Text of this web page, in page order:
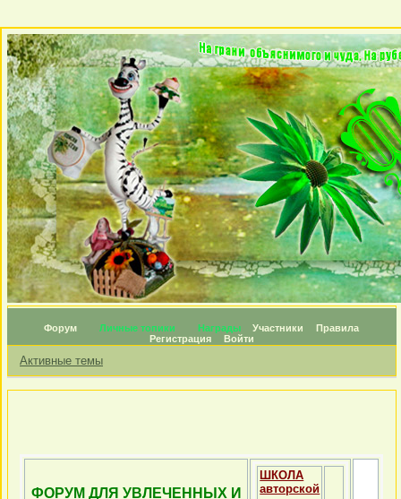
Форум Личные топики Награды Участники
Правила
Регистрация
Войти
Активные темы
ФОРУМ ДЛЯ УВЛЕЧЕННЫХ И
ШКОЛА
авторской